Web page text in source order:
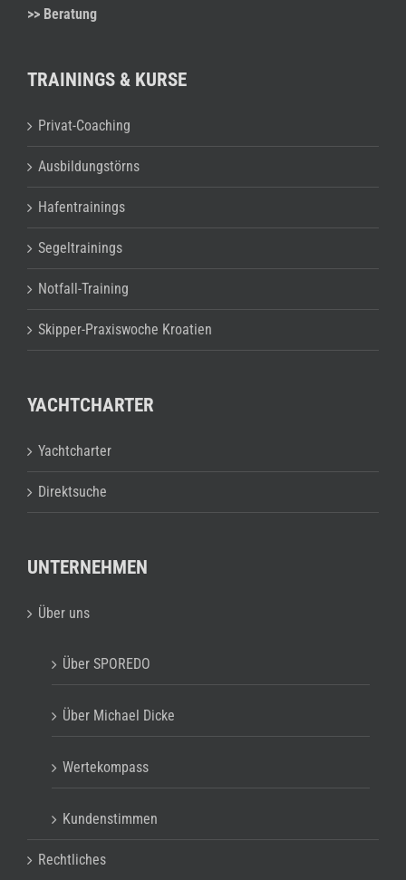
>> Beratung
TRAININGS & KURSE
Privat-Coaching
Ausbildungstörns
Hafentrainings
Segeltrainings
Notfall-Training
Skipper-Praxiswoche Kroatien
YACHTCHARTER
Yachtcharter
Direktsuche
UNTERNEHMEN
Über uns
Über SPOREDO
Über Michael Dicke
Wertekompass
Kundenstimmen
Rechtliches